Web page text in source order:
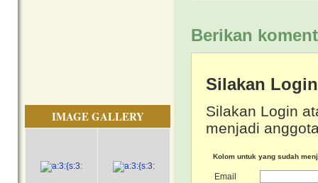
IMAGE GALLERY
Berikan
Silakan
Silakan Login
menjadi
Kolom untuk yang sudah
Email